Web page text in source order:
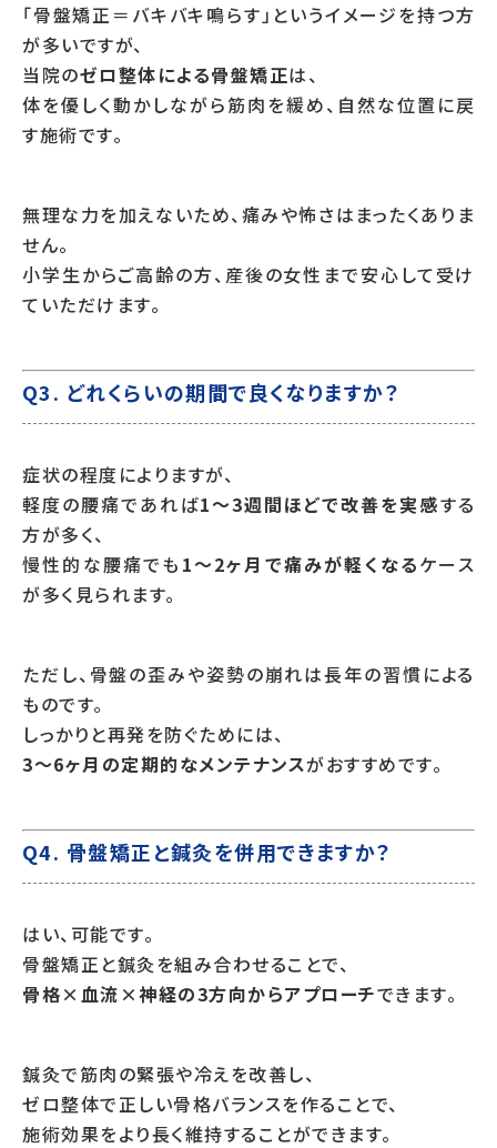
「骨盤矯正＝バキバキ鳴らす」というイメージを持つ方
が多いですが、
当院のゼロ整体による骨盤矯正は、
体を優しく動かしながら筋肉を緩め、自然な位置に戻
す施術です。
無理な力を加えないため、痛みや怖さはまったくありま
せん。
小学生からご高齢の方、産後の女性まで安心して受け
ていただけます。
Q3. どれくらいの期間で良くなりますか？
症状の程度によりますが、
軽度の腰痛であれば1〜3週間ほどで改善を実感する
方が多く、
慢性的な腰痛でも 1〜2ヶ月で痛みが軽くなるケース
が多く見られます。
ただし、骨盤の歪みや姿勢の崩れは長年の習慣による
ものです。
しっかりと再発を防ぐためには、
3〜6ヶ月の定期的なメンテナンスがおすすめです。
Q4. 骨盤矯正と鍼灸を併用できますか？
はい、可能です。
骨盤矯正と鍼灸を組み合わせることで、
骨格×血流×神経の3方向からアプローチできます。
鍼灸で筋肉の緊張や冷えを改善し、
ゼロ整体で正しい骨格バランスを作ることで、
施術効果をより長く維持することができます。